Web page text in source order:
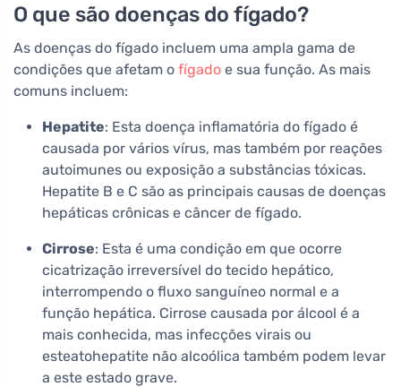
O que são doenças do fígado?
As doenças do fígado incluem uma ampla gama de
condições que afetam o fígado e sua função. As mais
comuns incluem:
Hepatite: Esta doença inflamatória do fígado é
causada por vários vírus, mas também por reações
autoimunes ou exposição a substâncias tóxicas.
Hepatite B e C são as principais causas de doenças
hepáticas crônicas e câncer de fígado.
Cirrose: Esta é uma condição em que ocorre
cicatrização irreversível do tecido hepático,
interrompendo o fluxo sanguíneo normal e a
função hepática. Cirrose causada por álcool é a
mais conhecida, mas infecções virais ou
esteatohepatite não alcoólica também podem levar
a este estado grave.